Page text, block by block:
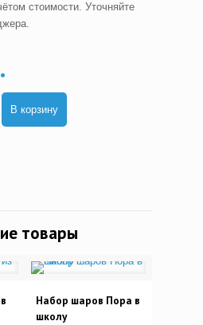
стоимости. Уточняйте
В корзину
товары
Набор шаров Пора в
школу